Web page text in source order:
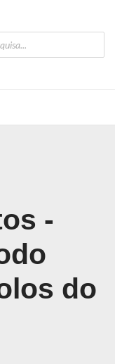
-
do